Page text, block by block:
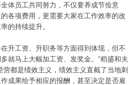
体员工共同努力，不仅要养成节俭意
各项费用，更需要大家在工作效率的改
的持续提升。
升工资、升职务等方面得到体现，但不
就马上大幅加工资、发奖金。”稻盛和夫
营都是绩效主义，绩效主义直截了当地刺
成果给予相应的报酬，甚至决定是否雇